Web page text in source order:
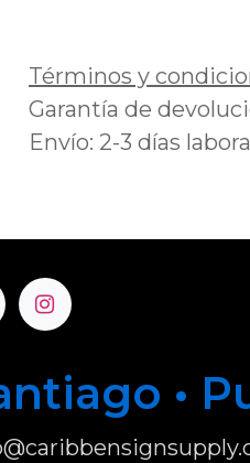
Términos y
Garantía de
Envío: 2-3 días
• P